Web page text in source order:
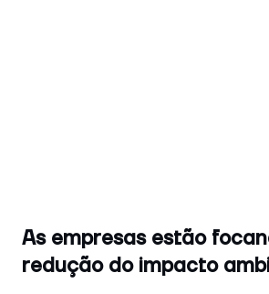
As empresas estão
redução do impacto